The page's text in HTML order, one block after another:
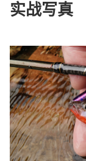
实战写真